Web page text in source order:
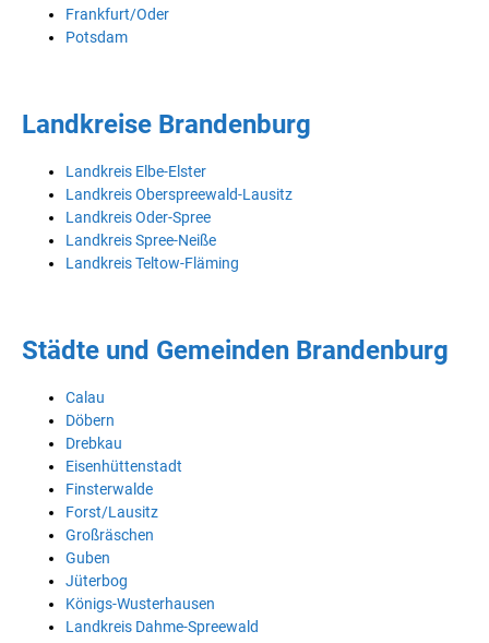
Frankfurt/Oder
Potsdam
Landkreise Brandenburg
Landkreis Elbe-Elster
Landkreis Oberspreewald-Lausitz
Landkreis Oder-Spree
Landkreis Spree-Neiße
Landkreis Teltow-Fläming
Städte und Gemeinden Brandenburg
Calau
Döbern
Drebkau
Eisenhüttenstadt
Finsterwalde
Forst/Lausitz
Großräschen
Guben
Jüterbog
Königs-Wusterhausen
Landkreis Dahme-Spreewald